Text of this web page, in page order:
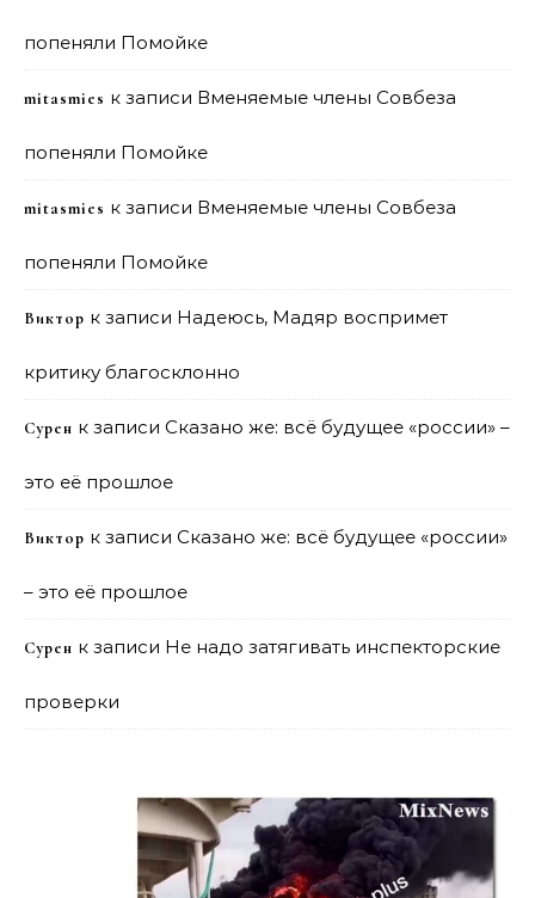
попеняли Помойке
mitasmies к записи Вменяемые члены Совбеза
попеняли Помойке
mitasmies к записи Вменяемые члены Совбеза
попеняли Помойке
Виктор к записи Надеюсь, Мадяр воспримет
критику благосклонно
Сурен к записи Сказано же: всё будущее «россии» –
это её прошлое
Виктор к записи Сказано же: всё будущее «россии»
– это её прошлое
Сурен к записи Не надо затягивать инспекторские
проверки